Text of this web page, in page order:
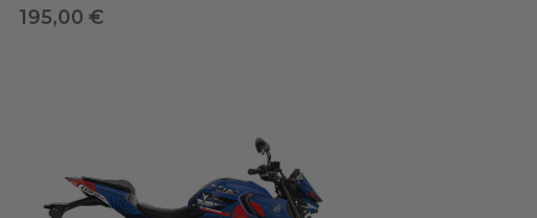
195,00 €